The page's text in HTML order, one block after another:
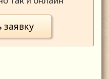
заявку